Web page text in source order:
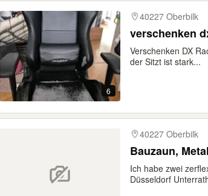
6
40227 Oberbilk
verschenken
Verschenken DX
der Sitzt ist stark...
40227 Oberbilk
Bauzaun,
Ich habe zwei
Düsseldorf